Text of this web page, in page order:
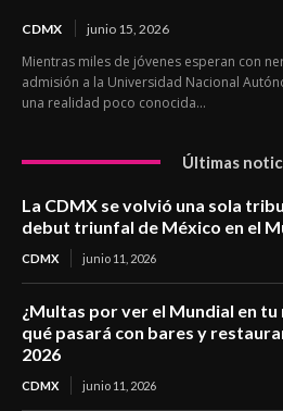
CDMX junio 15, 2026
Mientras miles de jóvenes esperan con
admisión a la Universidad Nacional
una realidad poco conocida...
Últimas
La CDMX se volvió una sola
debut triunfal de México en el
CDMX junio 11, 2026
¿Multas por ver el Mundial en tu
qué pasará con bares y
2026
CDMX junio 11, 2026